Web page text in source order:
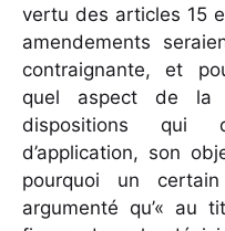
vertu des articles 15
amendements
contraignante, et
quel aspect de la
dispositions qui
d’application, son
pourquoi un
argumenté qu’« au